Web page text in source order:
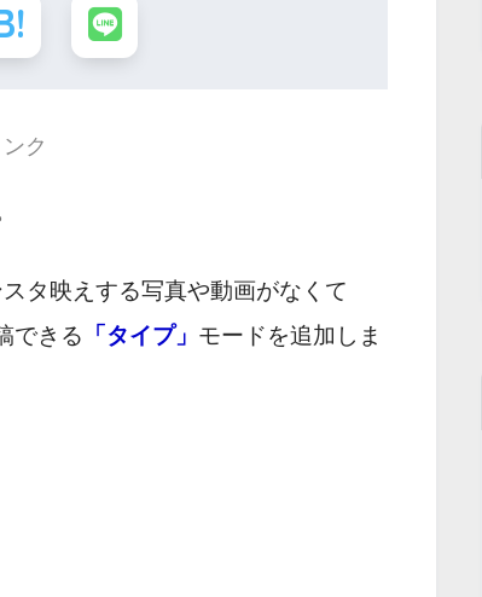
ク
タ映えする写真や動画がなくて
できる 「タイプ」 モードを追加しま